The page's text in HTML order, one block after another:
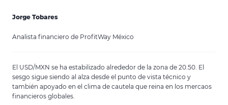
Jorge Tobares
Analista financiero de ProfitWay México
El USD/MXN se ha estabilizado alrededor de la zona de 20.50. El
sesgo sigue siendo al alza desde el punto de vista técnico y
también apoyado en el clima de cautela que reina en los mercaos
financieros globales.